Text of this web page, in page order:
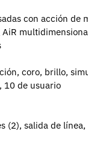
con acción de
AiR
coro, brillo,
10 de usuario
(2), salida de